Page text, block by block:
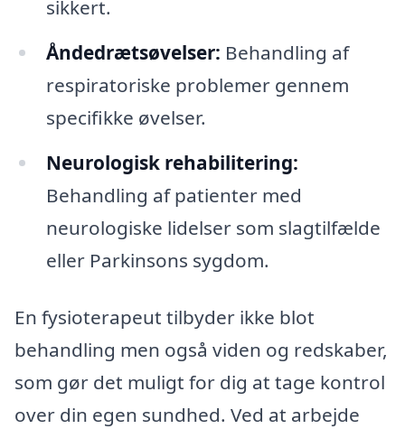
sikkert.
Åndedrætsøvelser: Behandling af
respiratoriske problemer gennem
specifikke øvelser.
Neurologisk rehabilitering:
Behandling af patienter med
neurologiske lidelser som slagtilfælde
eller Parkinsons sygdom.
En fysioterapeut tilbyder ikke blot
behandling men også viden og redskaber,
som gør det muligt for dig at tage kontrol
over din egen sundhed. Ved at arbejde